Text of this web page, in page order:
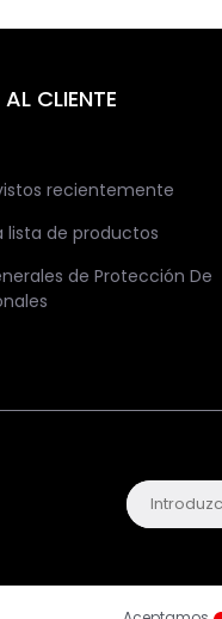
CLIENTE
recientemente
lista de productos
de Protección De